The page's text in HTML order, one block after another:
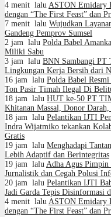
4 menit lalu ASTON Emidary
dengan “The First Feast” dan
7 menit lalu Wujudkan
Gandeng Pemprov Sumsel
2 jam lalu Polda Babel
Miliki Sabu
3 jam lalu BNN Sambangi PT
Lingkungan Kerja Bersih dari
16 jam lalu Polda Babel
Ton Pasir Timah Ilegal Di
18 jam lalu HUT ke-50 PT
Khitanan Massal, Donor
18 jam lalu Pelantikan IJTI
Indra Wijatmiko tekankan
Gratis
19 jam lalu Menghadapi
Lebih Adaptif dan Berintegritas
19 jam lalu Adha Agus
Jurnalistik dan Cegah Polusi
20 jam lalu Pelantikan IJTI
Jadi Garda Tepis Disinformasi
4 menit lalu ASTON Emidary
dengan “The First Feast” dan